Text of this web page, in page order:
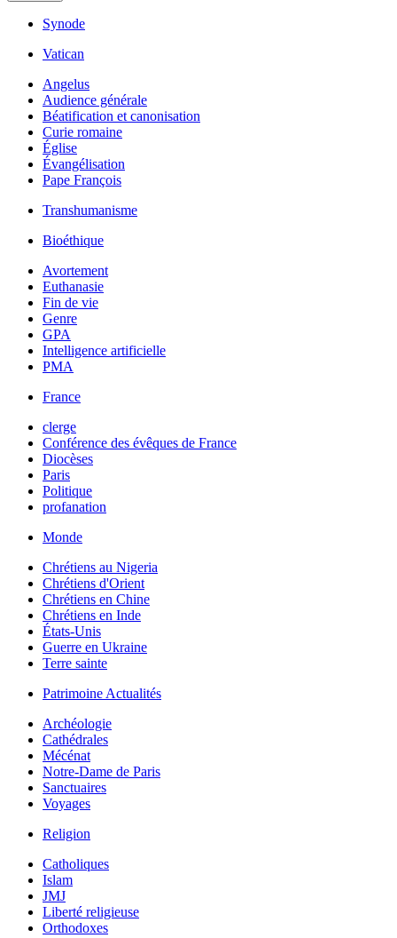
Synode
Vatican
Angelus
Audience générale
Béatification et canonisation
Curie romaine
Église
Évangélisation
Pape François
Transhumanisme
Bioéthique
Avortement
Euthanasie
Fin de vie
Genre
GPA
Intelligence artificielle
PMA
France
clerge
Conférence des évêques de France
Diocèses
Paris
Politique
profanation
Monde
Chrétiens au Nigeria
Chrétiens d'Orient
Chrétiens en Chine
Chrétiens en Inde
États-Unis
Guerre en Ukraine
Terre sainte
Patrimoine Actualités
Archéologie
Cathédrales
Mécénat
Notre-Dame de Paris
Sanctuaires
Voyages
Religion
Catholiques
Islam
JMJ
Liberté religieuse
Orthodoxes